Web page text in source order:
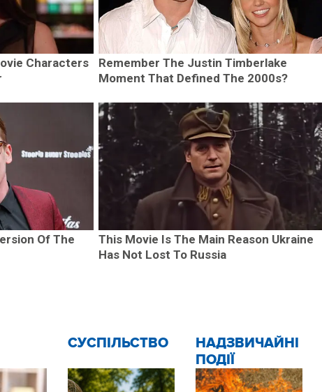
Characters
Remember The Justin Timberlake
Moment That Defined The 2000s?
Of The
This Movie Is The Main Reason Ukraine
Has Not Lost To Russia
CУСПІЛЬСТВО
НАДЗВИЧАЙНІ
ПОДІЇ